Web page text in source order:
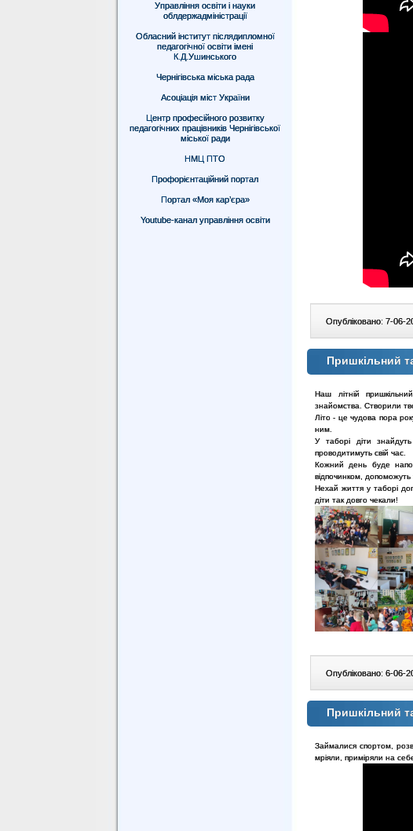
Управління освіти і науки
облдержадміністрації
Обласний інститут післядипломної
педагогічної освіти імені
К.Д.Ушинського
Чернігівська міська рада
Асоціація міст України
Центр професійного розвитку
педагогічних працівників Чернігівської
міської ради
НМЦ ПТО
Профорієнтаційний портал
Портал «Моя кар’єра»
Youtube-канал управління освіти
Опубліковано: 7-06-
Пришкільний
Наш літній
знайомства. Створили
Літо - це чудова пора
ним.
У таборі діти
проводитимуть свій час.
Кожний день буде
відпочинком, допоможуть
Нехай життя у таборі
діти так довго чекали!
Опубліковано: 6-06-
Пришкільний
Займалися спортом,
мріяли, приміряли на